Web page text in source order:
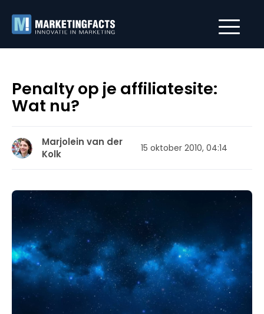
Penalty op je affiliatesite:
Wat nu?
Marjolein van der
Kolk
15 oktober 2010, 04:14